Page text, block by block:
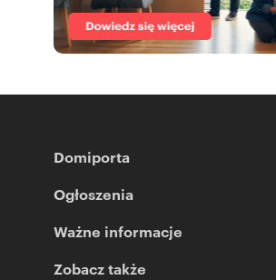
Domiporta
Ogłoszenia
Ważne informacje
Zobacz także